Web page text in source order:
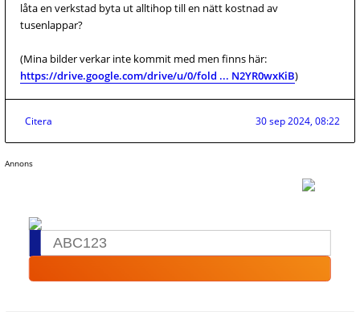
låta en verkstad byta ut alltihop till en nätt kostnad av
tusenlappar?
(Mina bilder verkar inte kommit med men finns här:
https://drive.google.com/drive/u/0/fold ... N2YR0wxKiB)
Citera 30 sep 2024, 08:22
Annons